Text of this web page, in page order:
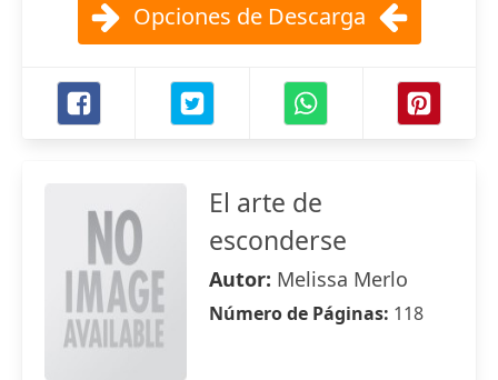
Opciones de Descarga
El arte de
esconderse
Autor: Melissa Merlo
Número de Páginas: 118